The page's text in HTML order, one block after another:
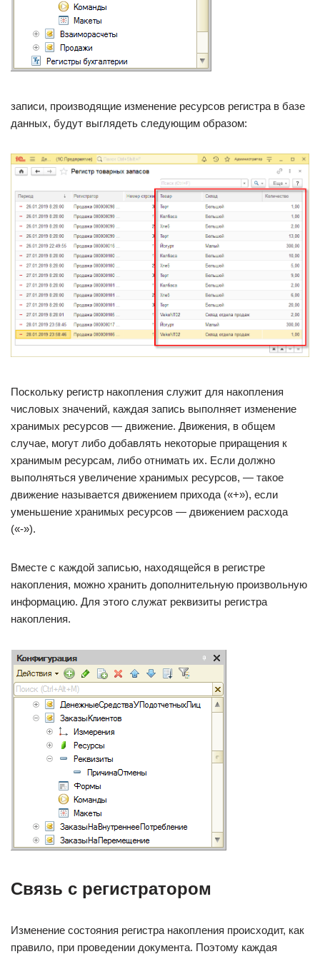
записи, производящие изменение ресурсов регистра в базе
данных, будут выглядеть следующим образом:
Поскольку регистр накопления служит для накопления
числовых значений, каждая запись выполняет изменение
хранимых ресурсов — движение. Движения, в общем
случае, могут либо добавлять некоторые приращения к
хранимым ресурсам, либо отнимать их. Если должно
выполняться увеличение хранимых ресурсов, — такое
движение называется движением прихода («+»), если
уменьшение хранимых ресурсов — движением расхода
(«-»).
Вместе с каждой записью, находящейся в регистре
накопления, можно хранить дополнительную произвольную
информацию. Для этого служат реквизиты регистра
накопления.
Связь с регистратором
Изменение состояния регистра накопления происходит, как
правило, при проведении документа. Поэтому каждая